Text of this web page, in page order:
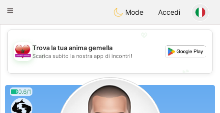
Maroc Dating
Toggle
Mode Accedi
💖
💕
Trova la tua anima gemella
Scarica subito la nostra app di incontri!
0.6/1